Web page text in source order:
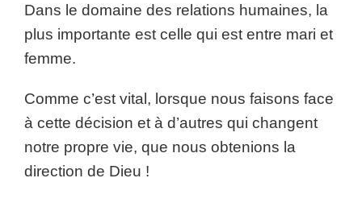
Dans le domaine des relations humaines, la
plus importante est celle qui est entre mari et
femme.
Comme c’est vital, lorsque nous faisons face
à cette décision et à d’autres qui changent
notre propre vie, que nous obtenions la
direction de Dieu !